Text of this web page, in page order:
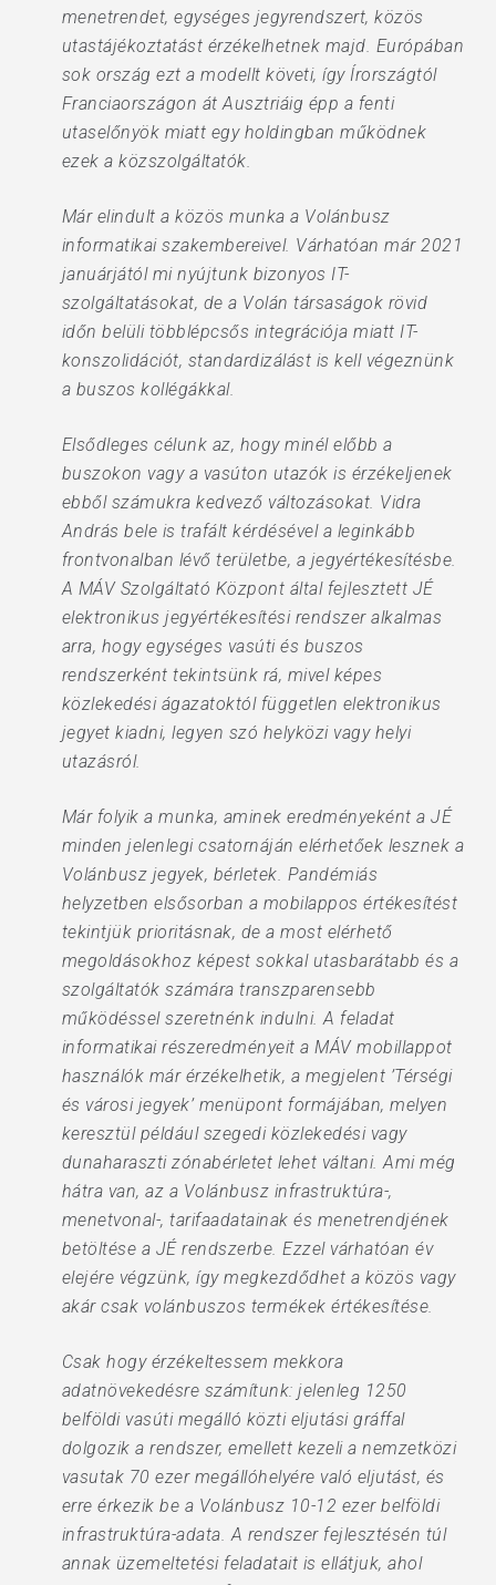
menetrendet, egységes jegyrendszert, közös
utastájékoztatást érzékelhetnek majd. Európában
sok ország ezt a modellt követi, így Írországtól
Franciaországon át Ausztriáig épp a fenti
utaselőnyök miatt egy holdingban működnek
ezek a közszolgáltatók.
Már elindult a közös munka a Volánbusz
informatikai szakembereivel. Várhatóan már 2021
januárjától mi nyújtunk bizonyos IT-
szolgáltatásokat, de a Volán társaságok rövid
időn belüli többlépcsős integrációja miatt IT-
konszolidációt, standardizálást is kell végeznünk
a buszos kollégákkal.
Elsődleges célunk az, hogy minél előbb a
buszokon vagy a vasúton utazók is érzékeljenek
ebből számukra kedvező változásokat. Vidra
András bele is trafált kérdésével a leginkább
frontvonalban lévő területbe, a jegyértékesítésbe.
A MÁV Szolgáltató Központ által fejlesztett JÉ
elektronikus jegyértékesítési rendszer alkalmas
arra, hogy egységes vasúti és buszos
rendszerként tekintsünk rá, mivel képes
közlekedési ágazatoktól független elektronikus
jegyet kiadni, legyen szó helyközi vagy helyi
utazásról.
Már folyik a munka, aminek eredményeként a JÉ
minden jelenlegi csatornáján elérhetőek lesznek a
Volánbusz jegyek, bérletek. Pandémiás
helyzetben elsősorban a mobilappos értékesítést
tekintjük prioritásnak, de a most elérhető
megoldásokhoz képest sokkal utasbarátabb és a
szolgáltatók számára transzparensebb
működéssel szeretnénk indulni. A feladat
informatikai részeredményeit a MÁV mobillappot
használók már érzékelhetik, a megjelent ’Térségi
és városi jegyek’ menüpont formájában, melyen
keresztül például szegedi közlekedési vagy
dunaharaszti zónabérletet lehet váltani. Ami még
hátra van, az a Volánbusz infrastruktúra-,
menetvonal-, tarifaadatainak és menetrendjének
betöltése a JÉ rendszerbe. Ezzel várhatóan év
elejére végzünk, így megkezdődhet a közös vagy
akár csak volánbuszos termékek értékesítése.
Csak hogy érzékeltessem mekkora
adatnövekedésre számítunk: jelenleg 1250
belföldi vasúti megálló közti eljutási gráffal
dolgozik a rendszer, emellett kezeli a nemzetközi
vasutak 70 ezer megállóhelyére való eljutást, és
erre érkezik be a Volánbusz 10-12 ezer belföldi
infrastruktúra-adata. A rendszer fejlesztésén túl
annak üzemeltetési feladatait is ellátjuk, ahol